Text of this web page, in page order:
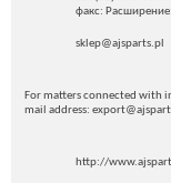
факс:
sklep@ajsparts.pl
For matters connected with
mail address:
http://